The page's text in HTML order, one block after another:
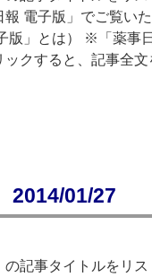
報 電子版」でご覧い
版」とは） ※「薬事
ックすると、記事全文
01/27
記事タイトルをリス